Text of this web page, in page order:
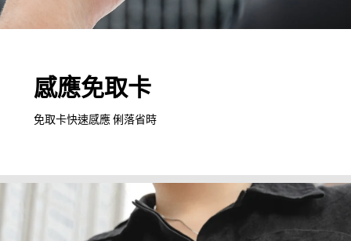
感應免取卡
免取卡快速感應 俐落省時